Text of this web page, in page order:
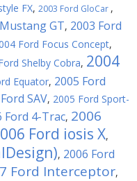
FX, 2003 Ford GloCar ,
GT, 2003 Ford
Ford Focus Concept,
Shelby Cobra, 2004
Equator, 2005 Ford
SAV, 2005 Ford Sport-
Ford 4-Trac, 2006
Ford iosis X,
, 2006 Ford
Ford Interceptor,